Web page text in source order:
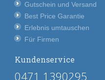
Gutschein und Versand
Best Price Garantie
Erlebnis umtauschen
Für Firmen
Kundenservice
0471 1390295